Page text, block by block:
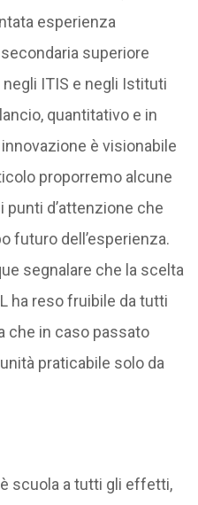
esperienza
superiore
ITIS e negli Istituti
quantitativo e in
è visionabile
proporremo alcune
d’attenzione che
futuro dell’esperienza.
segnalare che la scelta
ha reso fruibile da tutti
che in caso passato
praticabile solo da
scuola a tutti gli effetti,